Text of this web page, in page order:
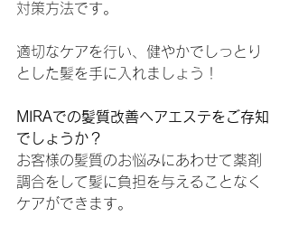
対策方法です。
適切なケアを行い、健やかでしっとり
とした髪を手に入れましょう！
MIRAでの髪質改善ヘアエステをご存知
でしょうか？
お客様の髪質のお悩みにあわせて薬剤
調合をして髪に負担を与えることなく
ケアができます。